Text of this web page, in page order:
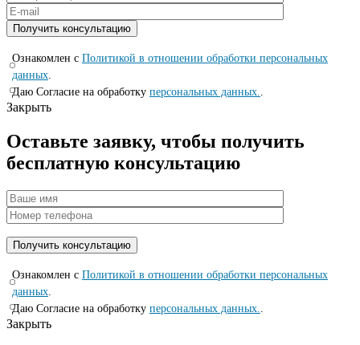
Ознакомлен с Политикой в отношении обработки персональных
данных.
Даю Согласие на обработку персональных данных..
Закрыть
Оставьте заявку, чтобы получить
бесплатную консультацию
Ознакомлен с Политикой в отношении обработки персональных
данных.
Даю Согласие на обработку персональных данных..
Закрыть